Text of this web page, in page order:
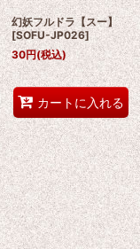
幻妖フルドラ【スー】
[SOFU-JP026]
30円(税込)
カートに入れる